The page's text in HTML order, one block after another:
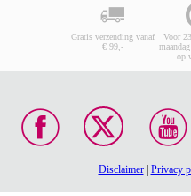
Gratis verzending vanaf
€ 99,-
Voor
op
Disclaimer| Privacy